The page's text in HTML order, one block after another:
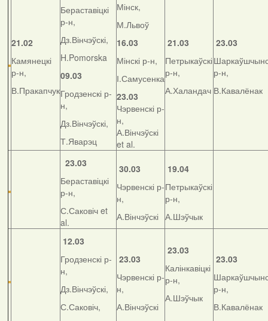
21.02
Камянецкі
р-н,
В.Пракапчук
Бераставіцкі
р-н,
Дз.Вінчэўскі,
H.Pomorska
09.03
Гродзенскі р-
н,
Дз.Вінчэўскі,
Т.Яварэц
Мінск,
М.Львоў
16.03
Мінскі р-н,
І.Самусенка
23.03
Чэрвенскі р-
н,
А.Вінчэўскі
et al.
21.03
Петрыкаўскі
р-н,
А.Халандач
23.03
р-н,
В.Кавалёнак
23.03
Бераставіцкі
р-н,
С.Саковіч et
al.
30.03
Чэрвенскі р-
н,
А.Вінчэўскі
19.04
Петрыкаўскі
р-н,
А.Шэўчык
12.03
Гродзенскі р-
н,
Дз.Вінчэўскі,
С.Саковіч,
23.03
Чэрвенскі р-
н,
А.Вінчэўскі
23.03
Калінкавіцкі
р-н,
А.Шэўчык
23.03
р-н,
В.Кавалёнак